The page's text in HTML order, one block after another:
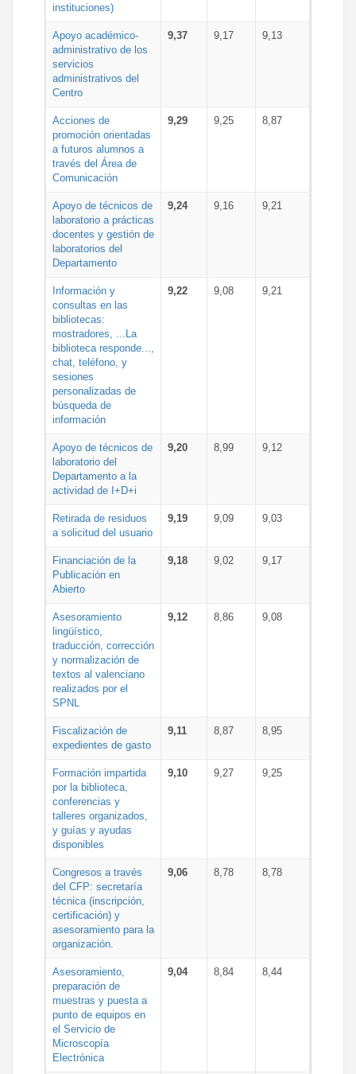
instituciones)
Apoyo académico-
administrativo de los
servicios
administrativos del
Centro
9,37 9,17 9,13
Acciones de
promoción orientadas
a futuros alumnos a
través del Área de
Comunicación
9,29 9,25 8,87
Apoyo de técnicos de
laboratorio a prácticas
docentes y gestión de
laboratorios del
Departamento
9,24 9,16 9,21
Información y
consultas en las
bibliotecas:
mostradores, ...La
biblioteca responde...,
chat, teléfono, y
sesiones
personalizadas de
búsqueda de
información
9,22 9,08 9,21
Apoyo de técnicos de
laboratorio del
Departamento a la
actividad de I+D+i
9,20 8,99 9,12
Retirada de residuos
a solicitud del usuario
9,19 9,09 9,03
Financiación de la
Publicación en
Abierto
9,18 9,02 9,17
Asesoramiento
lingüístico,
traducción, corrección
y normalización de
textos al valenciano
realizados por el
SPNL
9,12 8,86 9,08
Fiscalización de
expedientes de gasto
9,11 8,87 8,95
Formación impartida
por la biblioteca,
conferencias y
talleres organizados,
y guías y ayudas
disponibles
9,10 9,27 9,25
Congresos a través
del CFP: secretaría
técnica (inscripción,
certificación) y
asesoramiento para la
organización.
9,06 8,78 8,78
Asesoramiento,
preparación de
muestras y puesta a
punto de equipos en
el Servicio de
Microscopía
Electrónica
9,04 8,84 8,44